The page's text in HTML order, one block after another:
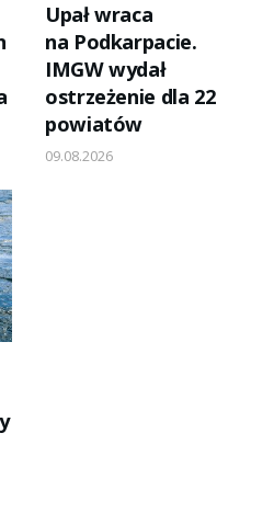
Upał wraca
na Podkarpacie.
IMGW wydał
ostrzeżenie dla 22
powiatów
09.08.2026